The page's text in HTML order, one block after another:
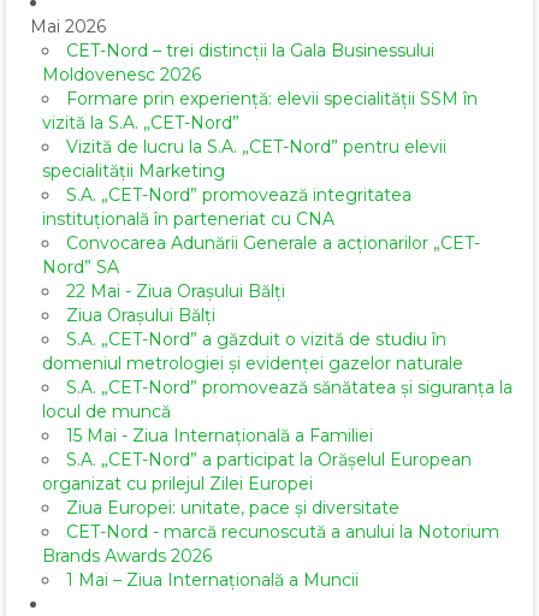
Mai 2026
CET-Nord – trei distincții la Gala Businessului
Moldovenesc 2026
Formare prin experiență: elevii specialității SSM în
vizită la S.A. „CET-Nord”
Vizită de lucru la S.A. „CET-Nord” pentru elevii
specialității Marketing
S.A. „CET-Nord” promovează integritatea
instituțională în parteneriat cu CNA
Convocarea Adunării Generale a acționarilor „CET-
Nord” SA
22 Mai - Ziua Orașului Bălți
Ziua Orașului Bălți
S.A. „CET-Nord” a găzduit o vizită de studiu în
domeniul metrologiei și evidenței gazelor naturale
S.A. „CET-Nord” promovează sănătatea și siguranța la
locul de muncă
15 Mai - Ziua Internațională a Familiei
S.A. „CET-Nord” a participat la Orășelul European
organizat cu prilejul Zilei Europei
Ziua Europei: unitate, pace și diversitate
CET-Nord - marcă recunoscută a anului la Notorium
Brands Awards 2026
1 Mai – Ziua Internațională a Muncii